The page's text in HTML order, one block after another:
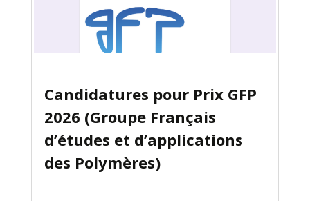
Candidatures pour Prix GFP
2026 (Groupe Français
d’études et d’applications
des Polymères)